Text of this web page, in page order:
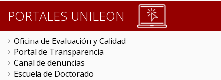
PORTALES UNILEON
Oficina de Evaluación y Calidad
Portal de Transparencia
Canal de denuncias
Escuela de Doctorado